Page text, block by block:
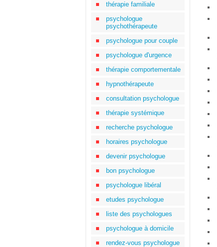
thérapie familiale
psychologue
psychothérapeute
psychologue pour couple
psychologue d'urgence
thérapie comportementale
hypnothérapeute
consultation psychologue
thérapie systémique
recherche psychologue
horaires psychologue
devenir psychologue
bon psychologue
psychologue libéral
etudes psychologue
liste des psychologues
psychologue à domicile
rendez-vous psychologue